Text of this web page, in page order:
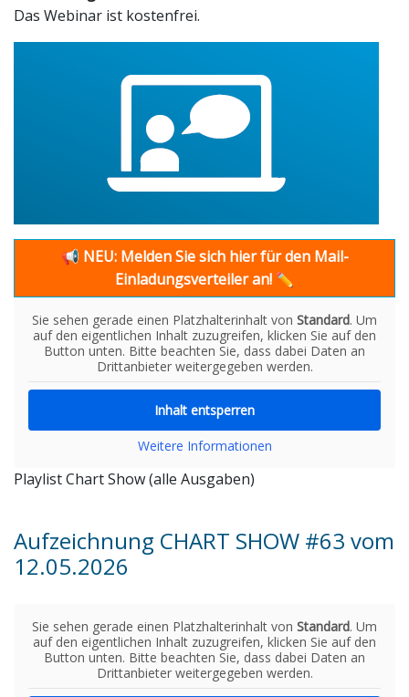
Das Webinar ist kostenfrei.
📢 NEU: Melden Sie sich hier für den Mail-
Einladungsverteiler an! ✏
Sie sehen gerade einen Platzhalterinhalt von Standard. Um
auf den eigentlichen Inhalt zuzugreifen, klicken Sie auf den
Button unten. Bitte beachten Sie, dass dabei Daten an
Drittanbieter weitergegeben werden.
Inhalt entsperren
Weitere Informationen
Playlist Chart Show (alle Ausgaben)
Aufzeichnung CHART SHOW #63 vom
12.05.2026
Sie sehen gerade einen Platzhalterinhalt von Standard. Um
auf den eigentlichen Inhalt zuzugreifen, klicken Sie auf den
Button unten. Bitte beachten Sie, dass dabei Daten an
Drittanbieter weitergegeben werden.